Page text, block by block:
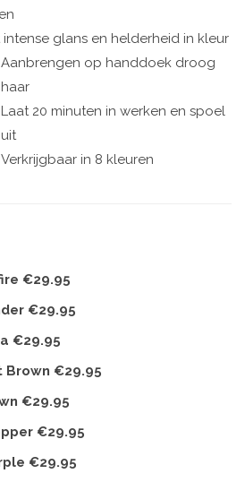
intense glans en helderheid in kleur
Aanbrengen op handdoek droog
haar
Laat 20 minuten in werken en spoel
uit
Verkrijgbaar in 8 kleuren
€29.95
€29.95
€29.95
Brown €29.95
€29.95
€29.95
€29.95